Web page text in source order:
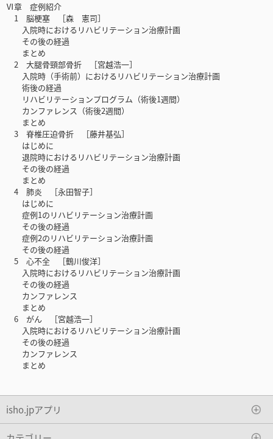
Ⅵ章 症例紹介
1 脳梗塞 ［森 憲司］
入院時におけるリハビリテーション治療計画
その後の経過
まとめ
2 大腿骨頸部骨折 ［宮越浩一］
入院時（手術前）におけるリハビリテーション治療計画
術後の経過
リハビリテーションプログラム（術後1週間）
カンファレンス（術後2週間）
まとめ
3 脊椎圧迫骨折 ［藤井基弘］
はじめに
退院時におけるリハビリテーション治療計画
その後の経過
まとめ
4 肺炎 ［永田智子］
はじめに
症例1のリハビリテーション治療計画
その後の経過
症例2のリハビリテーション治療計画
その後の経過
5 心不全 ［鶴川俊洋］
入院時におけるリハビリテーション治療計画
その後の経過
カンファレンス
まとめ
6 がん ［宮越浩一］
入院時におけるリハビリテーション治療計画
その後の経過
カンファレンス
まとめ
isho.jpアプリ